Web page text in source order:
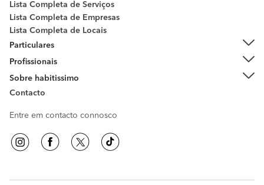
Lista Completa de Serviços
Lista Completa de Empresas
Lista Completa de Locais
Particulares
Profissionais
Sobre habitissimo
Contacto
Entre em contacto connosco